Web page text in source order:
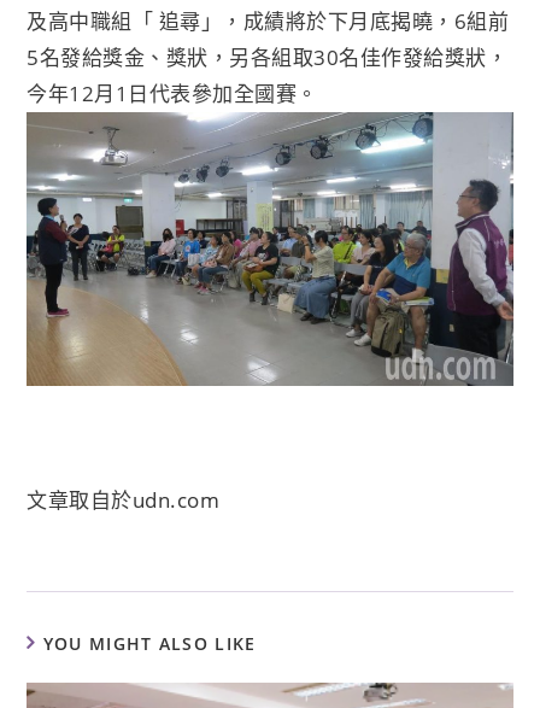
及高中職組「 追尋」，成績將於下月底揭曉，6組前
5名發給獎金、獎狀，另各組取30名佳作發給獎狀，
今年12月1日代表參加全國賽。
文章取自於udn.com
YOU MIGHT ALSO LIKE